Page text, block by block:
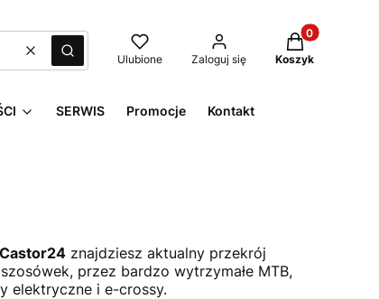
WyczyśćSzukaj Ulubione Zaloguj się
Produkty w
Koszyk
SERWIS Promocje Kontakt
Castor24 znajdziesz aktualny przekrój
przez bardzo wytrzymałe MTB,
elektryczne i e-crossy.